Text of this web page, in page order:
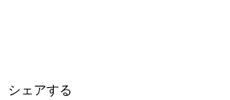
シェアする